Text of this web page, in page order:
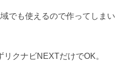
でも使えるので作ってしまい
クナビNEXTだけでOK。